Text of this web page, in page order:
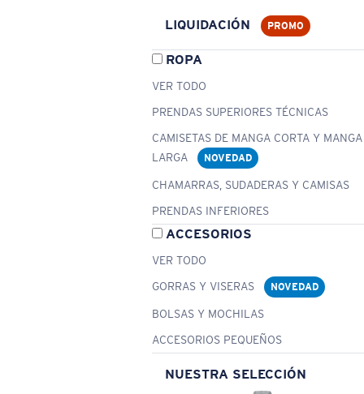
LIQUIDACIÓN PROMO
ROPA
VER TODO
PRENDAS SUPERIORES TÉCNICAS
CAMISETAS DE MANGA CORTA Y MANGA
LARGA
NOVEDAD
CHAMARRAS, SUDADERAS Y CAMISAS
PRENDAS INFERIORES
ACCESORIOS
VER TODO
GORRAS Y VISERAS
NOVEDAD
BOLSAS Y MOCHILAS
ACCESORIOS PEQUEÑOS
NUESTRA SELECCIÓN